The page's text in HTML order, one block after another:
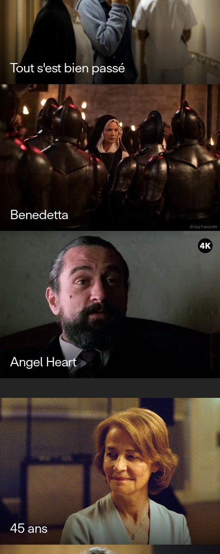
Tout s'est bien passé
Benedetta
Angel Heart
45 ans